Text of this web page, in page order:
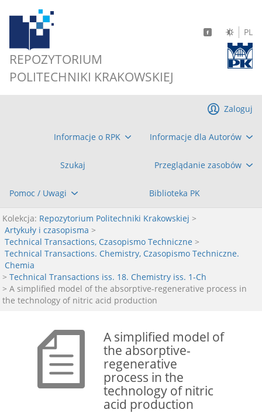
REPOZYTORIUM
POLITECHNIKI KRAKOWSKIEJ
PL
Informacje o RPK Informacje dla Autorów
Szukaj Przeglądanie zasobów
Pomoc / Uwagi Biblioteka PK
Zaloguj
Kolekcja: Repozytorium Politechniki Krakowskiej >
Artykuły i czasopisma >
Technical Transactions, Czasopismo Techniczne >
Technical Transactions. Chemistry, Czasopismo Techniczne.
Chemia
> Technical Transactions iss. 18. Chemistry iss. 1-Ch
> A simplified model of the absorptive-regenerative process in
the technology of nitric acid production
A simplified model of
the absorptive-
regenerative
process in the
technology of nitric
acid production